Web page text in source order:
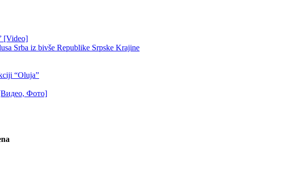
[Video]
Srba iz bivše Republike Srpske Krajine
“Oluja”
Фото]